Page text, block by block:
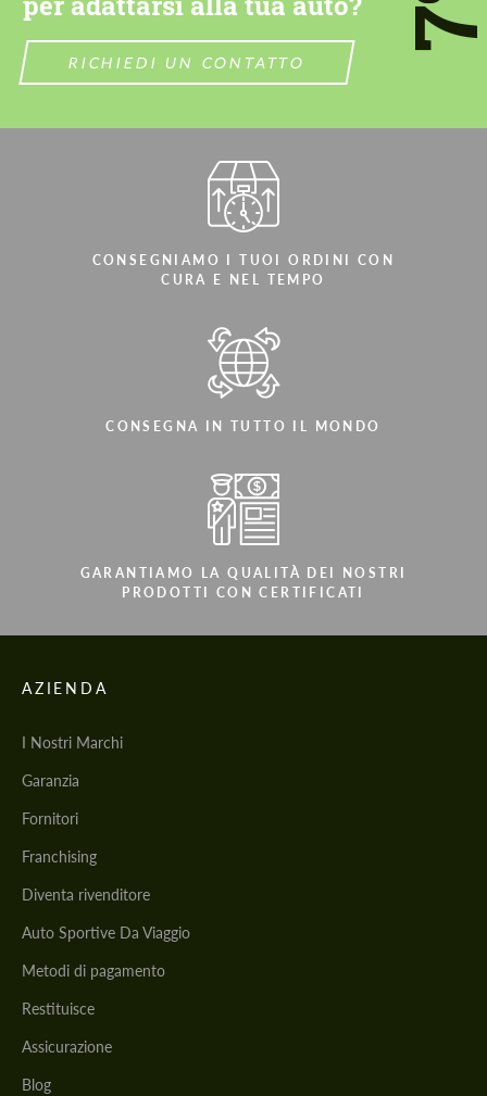
RICHIEDI UN CONTATTO
CONSEGNIAMO I TUOI ORDINI CON
CURA E NEL TEMPO
CONSEGNA IN TUTTO IL MONDO
GARANTIAMO LA QUALITÀ DEI NOSTRI
PRODOTTI CON CERTIFICATI
AZIENDA
I Nostri Marchi
Garanzia
Fornitori
Franchising
Diventa rivenditore
Auto Sportive Da Viaggio
Metodi di pagamento
Restituisce
Assicurazione
Blog